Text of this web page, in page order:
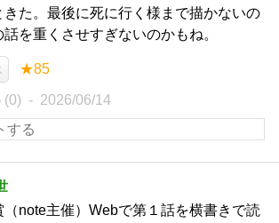
きた。最後に死に行く様まで描かないの
話を重くさせすぎないのかもね。
★85
(0) 2026/06/14
（note主催）Webで第１話を横書きで読